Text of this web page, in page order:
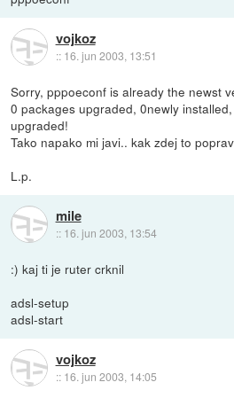
vojkoz
:: 16. jun 2003, 13:51
Sorry, pppoeconf is already the newst
0 packages upgraded, 0newly
upgraded!
Tako napako mi javi.. kak zdej to
L.p.
mile
:: 16. jun 2003, 13:54
:) kaj ti je ruter crknil
adsl-setup
adsl-start
vojkoz
:: 16. jun 2003, 14:05